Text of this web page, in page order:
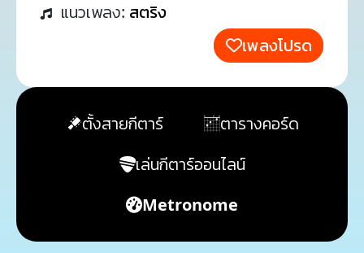
แนวเพลง: สตริง
เพลงโปรด
ตั้งสายกีตาร์
ตารางคอร์ด
เล่นกีตาร์ออนไลน์
Metronome